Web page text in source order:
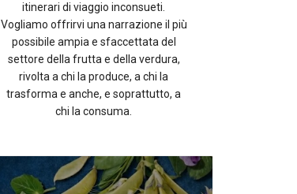
itinerari di viaggio inconsueti.
Vogliamo offrirvi una narrazione il più
possibile ampia e sfaccettata del
settore della frutta e della verdura,
rivolta a chi la produce, a chi la
trasforma e anche, e soprattutto, a
chi la consuma.